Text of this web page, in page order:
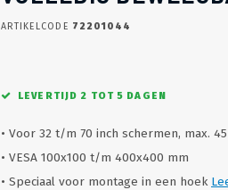
ARTIKELCODE 72201044
LEVERTIJD 2 TOT 5 DAGEN
• Voor 32 t/m 70 inch schermen, max.
• VESA 100x100 t/m 400x400 mm
• Speciaal voor montage in een hoek